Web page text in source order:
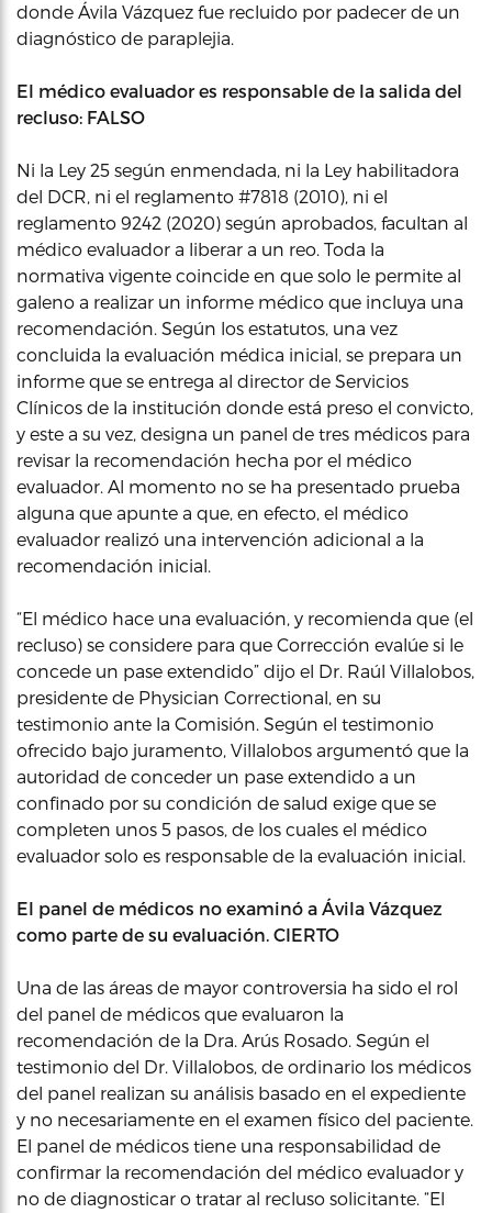
donde Ávila Vázquez fue recluido por padecer de un
diagnóstico de paraplejia.
El médico evaluador es responsable de la salida del
recluso: FALSO
Ni la Ley 25 según enmendada, ni la Ley habilitadora
del DCR, ni el reglamento #7818 (2010), ni el
reglamento 9242 (2020) según aprobados, facultan al
médico evaluador a liberar a un reo. Toda la
normativa vigente coincide en que solo le permite al
galeno a realizar un informe médico que incluya una
recomendación. Según los estatutos, una vez
concluida la evaluación médica inicial, se prepara un
informe que se entrega al director de Servicios
Clínicos de la institución donde está preso el convicto,
y este a su vez, designa un panel de tres médicos para
revisar la recomendación hecha por el médico
evaluador. Al momento no se ha presentado prueba
alguna que apunte a que, en efecto, el médico
evaluador realizó una intervención adicional a la
recomendación inicial.
“El médico hace una evaluación, y recomienda que (el
recluso) se considere para que Corrección evalúe si le
concede un pase extendido” dijo el Dr. Raúl Villalobos,
presidente de Physician Correctional, en su
testimonio ante la Comisión. Según el testimonio
ofrecido bajo juramento, Villalobos argumentó que la
autoridad de conceder un pase extendido a un
confinado por su condición de salud exige que se
completen unos 5 pasos, de los cuales el médico
evaluador solo es responsable de la evaluación inicial.
El panel de médicos no examinó a Ávila Vázquez
como parte de su evaluación. CIERTO
Una de las áreas de mayor controversia ha sido el rol
del panel de médicos que evaluaron la
recomendación de la Dra. Arús Rosado. Según el
testimonio del Dr. Villalobos, de ordinario los médicos
del panel realizan su análisis basado en el expediente
y no necesariamente en el examen físico del paciente.
El panel de médicos tiene una responsabilidad de
confirmar la recomendación del médico evaluador y
no de diagnosticar o tratar al recluso solicitante. “El